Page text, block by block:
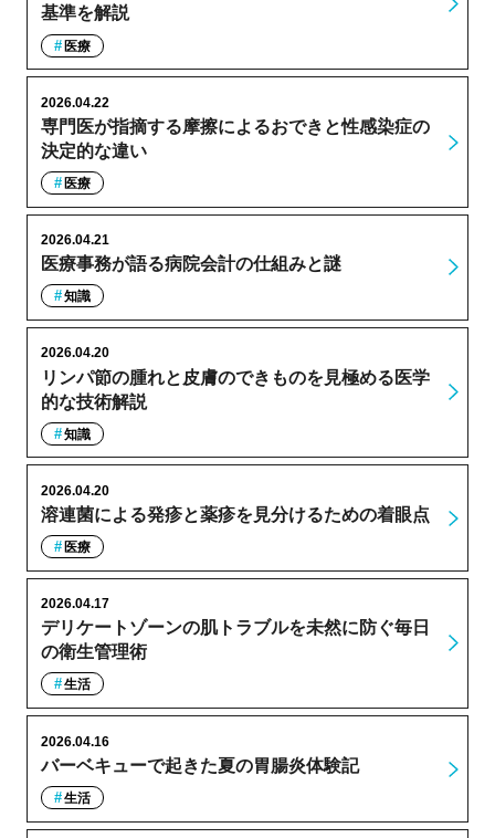
基準を解説
医療
専門医が指摘する摩擦によるおできと性感染症の
決定的な違い
2026.04.22
医療
医療事務が語る病院会計の仕組みと謎
2026.04.21
知識
リンパ節の腫れと皮膚のできものを見極める医学
的な技術解説
2026.04.20
知識
溶連菌による発疹と薬疹を見分けるための着眼点
2026.04.20
医療
デリケートゾーンの肌トラブルを未然に防ぐ毎日
の衛生管理術
2026.04.17
生活
バーベキューで起きた夏の胃腸炎体験記
2026.04.16
生活